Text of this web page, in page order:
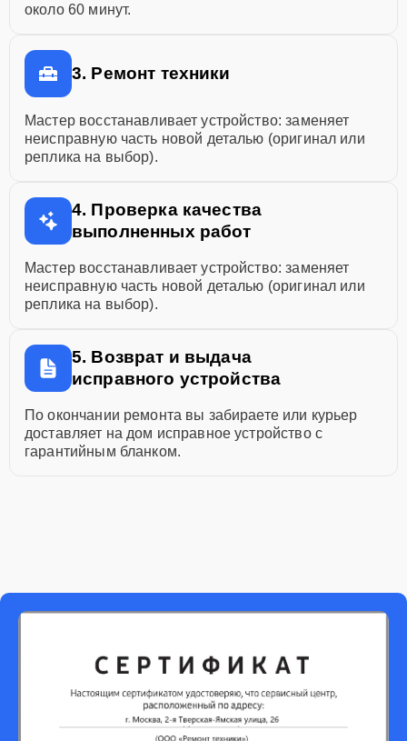
около 60 минут.
3. Ремонт техники
Мастер восстанавливает устройство: заменяет
неисправную часть новой деталью (оригинал или
реплика на выбор).
4. Проверка качества
выполненных работ
Мастер восстанавливает устройство: заменяет
неисправную часть новой деталью (оригинал или
реплика на выбор).
5. Возврат и выдача
исправного устройства
По окончании ремонта вы забираете или курьер
доставляет на дом исправное устройство с
гарантийным бланком.